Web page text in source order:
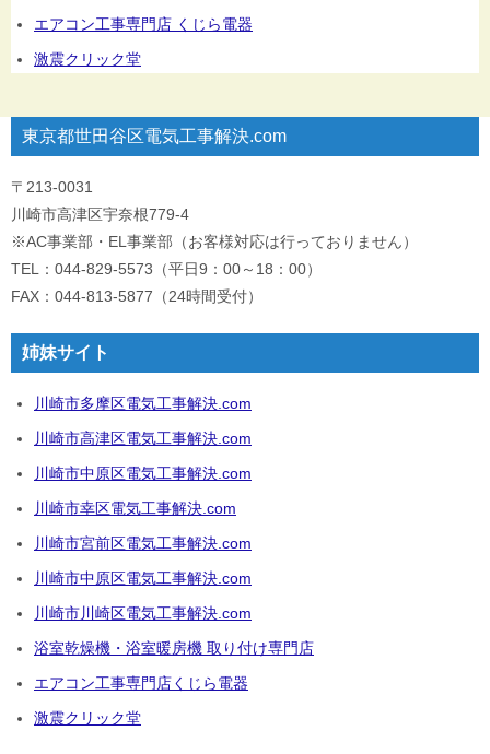
エアコン工事専門店 くじら電器
激震クリック堂
東京都世田谷区電気工事解決.com
〒213-0031
川崎市高津区宇奈根779-4
※AC事業部・EL事業部（お客様対応は行っておりません）
TEL：044-829-5573（平日9：00～18：00）
FAX：044-813-5877（24時間受付）
姉妹サイト
川崎市多摩区電気工事解決.com
川崎市高津区電気工事解決.com
川崎市中原区電気工事解決.com
川崎市幸区電気工事解決.com
川崎市宮前区電気工事解決.com
川崎市中原区電気工事解決.com
川崎市川崎区電気工事解決.com
浴室乾燥機・浴室暖房機 取り付け専門店
エアコン工事専門店くじら電器
激震クリック堂